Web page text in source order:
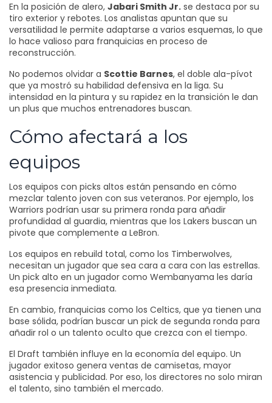
En la posición de alero, Jabari Smith Jr. se destaca por su
tiro exterior y rebotes. Los analistas apuntan que su
versatilidad le permite adaptarse a varios esquemas, lo que
lo hace valioso para franquicias en proceso de
reconstrucción.
No podemos olvidar a Scottie Barnes, el doble ala-pívot
que ya mostró su habilidad defensiva en la liga. Su
intensidad en la pintura y su rapidez en la transición le dan
un plus que muchos entrenadores buscan.
Cómo afectará a los
equipos
Los equipos con picks altos están pensando en cómo
mezclar talento joven con sus veteranos. Por ejemplo, los
Warriors podrían usar su primera ronda para añadir
profundidad al guardia, mientras que los Lakers buscan un
pivote que complemente a LeBron.
Los equipos en rebuild total, como los Timberwolves,
necesitan un jugador que sea cara a cara con las estrellas.
Un pick alto en un jugador como Wembanyama les daría
esa presencia inmediata.
En cambio, franquicias como los Celtics, que ya tienen una
base sólida, podrían buscar un pick de segunda ronda para
añadir rol o un talento oculto que crezca con el tiempo.
El Draft también influye en la economía del equipo. Un
jugador exitoso genera ventas de camisetas, mayor
asistencia y publicidad. Por eso, los directores no solo miran
el talento, sino también el mercado.